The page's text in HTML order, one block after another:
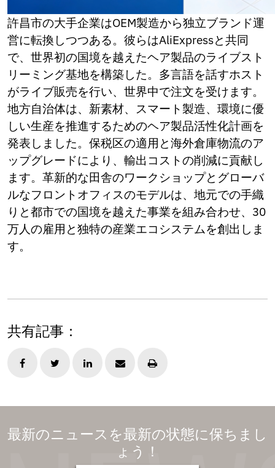
Turkmen
Uyghur
許昌市の大手企業はOEM製造から独立ブランド運
営に転換しつつある。彼らはAliExpressと共同
で、世界初の国境を越えたヘア製品のライブスト
リーミング基地を構築した。多言語を話すホスト
がライブ販売を行い、世界中で注文を受けます。
地方自治体は、新素材、スマート製造、環境に優
しい生産を推進するためのヘア製品活性化計画を
発表しました。保税区の適用と海外倉庫物流のア
ップグレードにより、輸出コストの削減に貢献し
ます。革新的な田舎のワークショップとグローバ
ルなフロントオフィスのモデルは、地元での手織
りと都市での国境を越えた事業を組み合わせ、30
万人の雇用と独特の産業エコシステムを創出しま
す。
共有記事：
最新のニュースを最新の状態に保ちまし
ょう！